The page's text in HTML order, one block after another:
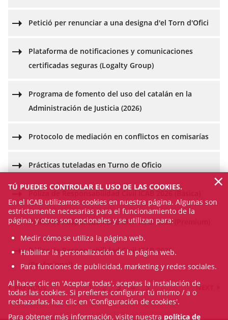
Petició per renunciar a una designa d'el Torn d'Ofici
Plataforma de notificaciones y comunicaciones
certificadas seguras (Logalty Group)
Programa de fomento del uso del catalán en la
Administración de Justicia (2026)
Protocolo de mediación en conflictos en comisarías
Prácticas tuteladas en Turno de Oficio
Póliza de Responsabilidad Civil ICAB 2026 (Premium)
Póliza de Responsabilidad Civil ICAB 2026
(Profesional)
PREVIOUS 1 2 3 4 5 NEXT
TÚ PUEDES CONTROLAR EL USO DE LAS COOKIES.
En el ICAB utilizamos cookies en nuestra página. Algunas son
estrictamente necesarias para el funcionamiento de la
página, y otros son opcionales y se utilizan para:
Medir cómo se utiliza la página web.
Habilitar la personalización de la página web.
Para funciones de publicidad, marketing y redes sociales.
Al hacer clic en 'Aceptar todas', aceptas la instalación de
todas las cookies. Si prefieres configurar tú mismo / a o
rechazarlas, haz clic en 'Configuración de cookies'.
Para obtener más información, visite nuestra política de
×